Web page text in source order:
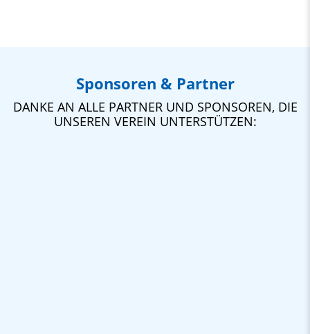
Sponsoren & Partner
DANKE AN ALLE PARTNER UND SPONSOREN, DIE
UNSEREN VEREIN UNTERSTÜTZEN: